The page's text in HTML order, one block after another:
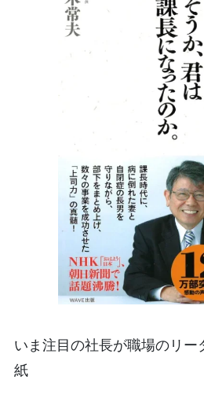
いま注目の社長が職場のリ
紙